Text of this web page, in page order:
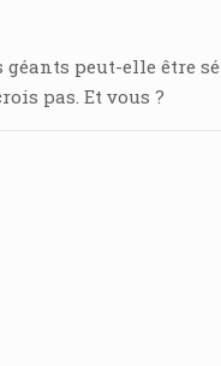
peut-elle être
pas. Et vous ?